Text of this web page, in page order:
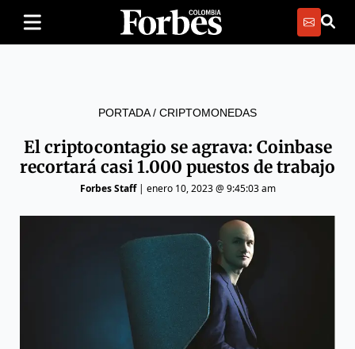
PORTADA/ CRIPTOMONEDAS
El criptocontagio se agrava: Coinbase
recortará casi 1.000 puestos de trabajo
Forbes Staff| enero 10, 2023 @ 9:45:03 am